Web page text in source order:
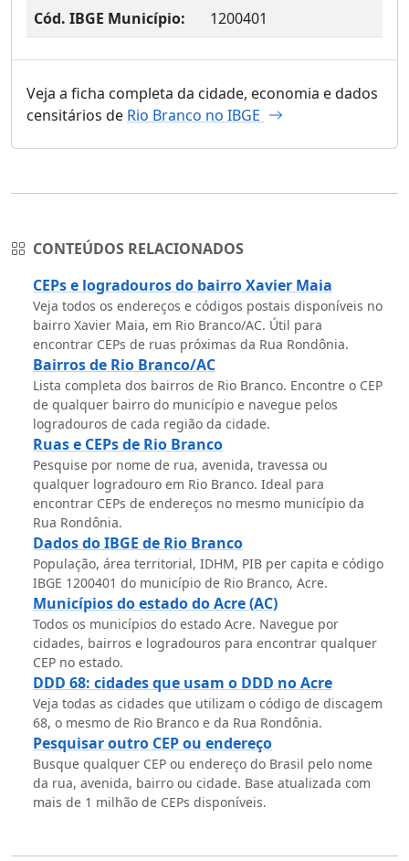
Cód. IBGE Município: 1200401
Veja a ficha completa da cidade, economia e dados
censitários de Rio Branco no IBGE
CONTEÚDOS RELACIONADOS
CEPs e logradouros do bairro Xavier Maia
Veja todos os endereços e códigos postais disponíveis no
bairro Xavier Maia, em Rio Branco/AC. Útil para
encontrar CEPs de ruas próximas da Rua Rondônia.
Bairros de Rio Branco/AC
Lista completa dos bairros de Rio Branco. Encontre o CEP
de qualquer bairro do município e navegue pelos
logradouros de cada região da cidade.
Ruas e CEPs de Rio Branco
Pesquise por nome de rua, avenida, travessa ou
qualquer logradouro em Rio Branco. Ideal para
encontrar CEPs de endereços no mesmo município da
Rua Rondônia.
Dados do IBGE de Rio Branco
População, área territorial, IDHM, PIB per capita e código
IBGE 1200401 do município de Rio Branco, Acre.
Municípios do estado do Acre (AC)
Todos os municípios do estado Acre. Navegue por
cidades, bairros e logradouros para encontrar qualquer
CEP no estado.
DDD 68: cidades que usam o DDD no Acre
Veja todas as cidades que utilizam o código de discagem
68, o mesmo de Rio Branco e da Rua Rondônia.
Pesquisar outro CEP ou endereço
Busque qualquer CEP ou endereço do Brasil pelo nome
da rua, avenida, bairro ou cidade. Base atualizada com
mais de 1 milhão de CEPs disponíveis.